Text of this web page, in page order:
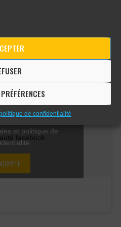
de confidentialité
FACEBOOK
facebook
» pour activer
et politique de